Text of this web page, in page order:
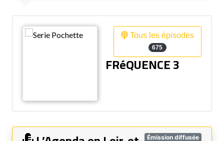
Tous les épisodes
675
FRéQUENCE 3
Émission diffusée